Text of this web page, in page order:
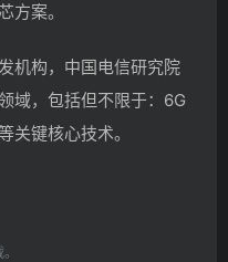
方案。
机构，中国电信研究院
域，包括但不限于： 6G
关键核心技术。